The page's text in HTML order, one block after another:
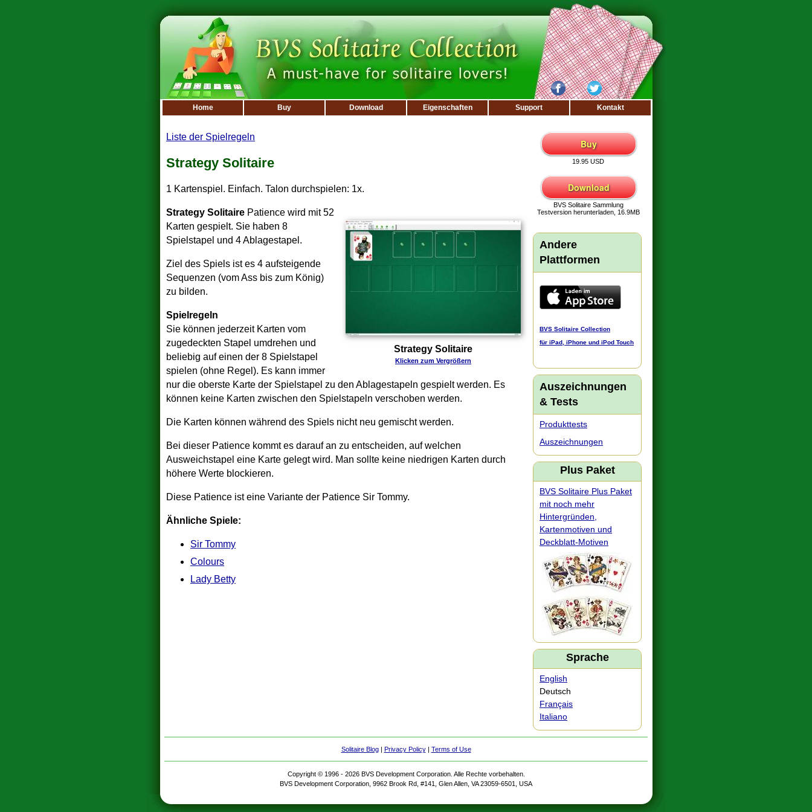
Home Buy Download Eigenschaften Support Kontakt
Liste der Spielregeln
Strategy Solitaire
1 Kartenspiel. Einfach. Talon durchspielen: 1x.
Strategy Solitaire
Klicken zum Vergrößern
Strategy Solitaire Patience wird mit 52
Karten gespielt. Sie haben 8
Spielstapel und 4 Ablagestapel.
Ziel des Spiels ist es 4 aufsteigende
Sequenzen (vom Ass bis zum König)
zu bilden.
Spielregeln
Sie können jederzeit Karten vom
zugedeckten Stapel umdrehen und
beliebig auf einen der 8 Spielstapel
spielen (ohne Regel). Es kann immer
nur die oberste Karte der Spielstapel zu den Ablagestapeln gespielt werden. Es
können keine Karten zwischen den Spielstapeln verschoben werden.
Die Karten können während des Spiels nicht neu gemischt werden.
Bei dieser Patience kommt es darauf an zu entscheiden, auf welchen
Ausweichstapel eine Karte gelegt wird. Man sollte keine niedrigen Karten durch
höhere Werte blockieren.
Diese Patience ist eine Variante der Patience Sir Tommy.
Ähnliche Spiele:
Sir Tommy
Colours
Lady Betty
Buy
19.95 USD
Download
BVS Solitaire Sammlung
Testversion herunterladen, 16.9MB
Andere
Plattformen
BVS Solitaire Collection
für iPad, iPhone und iPod Touch
Auszeichnungen
& Tests
Produkttests
Auszeichnungen
Plus Paket
BVS Solitaire Plus Paket
mit noch mehr
Hintergründen,
Kartenmotiven und
Deckblatt-Motiven
Sprache
English
Deutsch
Français
Italiano
Solitaire Blog| Privacy Policy| Terms of Use
Copyright © 1996 - 2026 BVS Development Corporation. Alle Rechte vorbehalten.
BVS Development Corporation, 9962 Brook Rd, #141, Glen Allen, VA 23059-6501, USA